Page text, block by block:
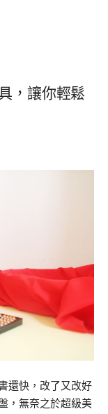
，讓你輕鬆
還快，改了又改好
，無奈之於超級美